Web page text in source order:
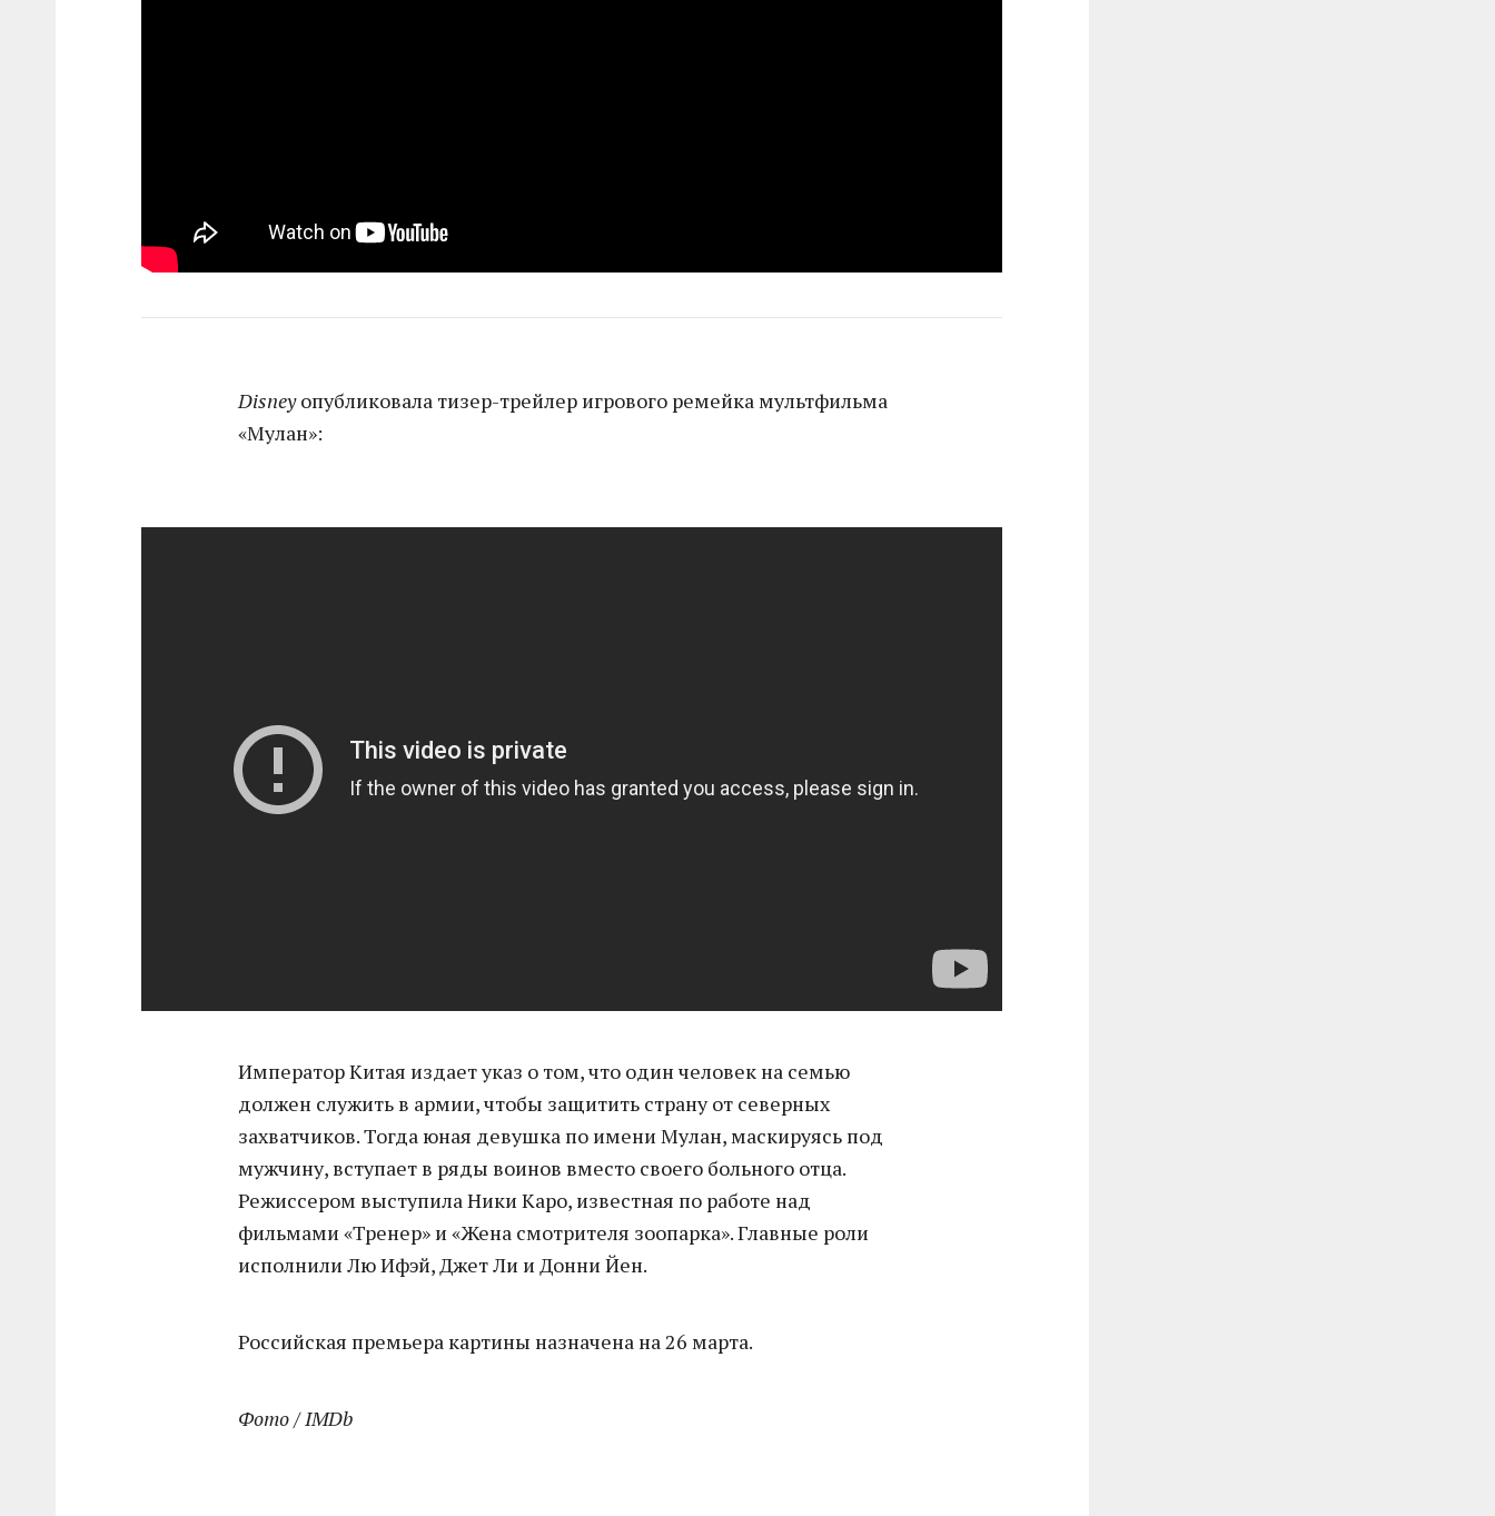
Disneyопубликовала тизер-трейлер игрового ремейка мультфильма
«Мулан»:
Император Китая издает указ о том, что один человек на семью
должен служить в армии, чтобы защитить страну от северных
захватчиков. Тогда юная девушка по имени Мулан, маскируясь под
мужчину, вступает в ряды воинов вместо своего больного отца.
Режиссером выступила Ники Каро, известная по работе над
фильмами «Тренер» и «Жена смотрителя зоопарка». Главные роли
исполнили Лю Ифэй, Джет Ли и Донни Йен.
Российская премьера картины назначена на 26 марта.
Фото / IMDb